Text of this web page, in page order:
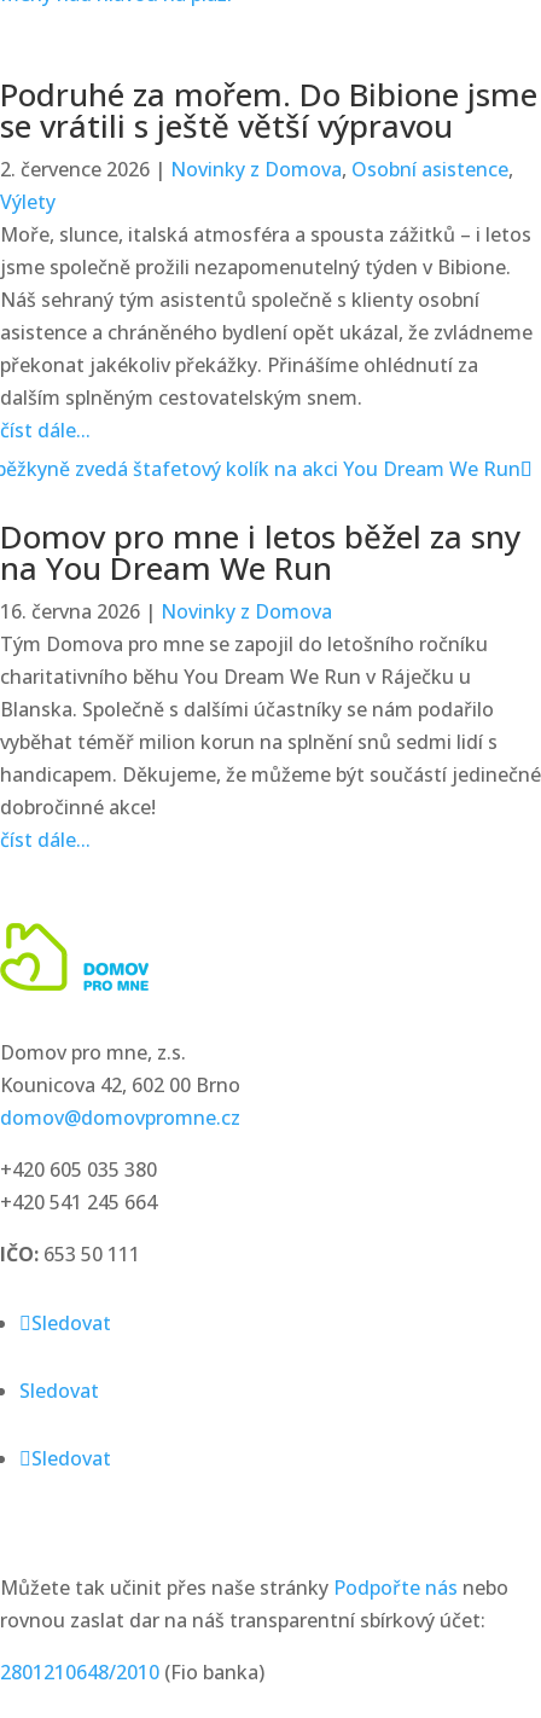
Podruhé za mořem. Do Bibione jsme
se vrátili s ještě větší výpravou
2. července 2026 | Novinky z Domova, Osobní asistence,
Výlety
Moře, slunce, italská atmosféra a spousta zážitků – i letos
jsme společně prožili nezapomenutelný týden v Bibione.
Náš sehraný tým asistentů společně s klienty osobní
asistence a chráněného bydlení opět ukázal, že zvládneme
překonat jakékoliv překážky. Přinášíme ohlédnutí za
dalším splněným cestovatelským snem.
číst dále...
Domov pro mne i letos běžel za sny
na You Dream We Run
16. června 2026 | Novinky z Domova
Tým Domova pro mne se zapojil do letošního ročníku
charitativního běhu You Dream We Run v Ráječku u
Blanska. Společně s dalšími účastníky se nám podařilo
vyběhat téměř milion korun na splnění snů sedmi lidí s
handicapem. Děkujeme, že můžeme být součástí jedinečné
dobročinné akce!
číst dále...
Domov pro mne, z.s.
Kounicova 42, 602 00 Brno
domov@domovpromne.cz
+420 605 035 380
+420 541 245 664
IČO: 653 50 111
Sledovat
Sledovat
Sledovat
Můžete tak učinit přes naše stránky Podpořte nás nebo
rovnou zaslat dar na náš transparentní sbírkový účet:
2801210648/2010 (Fio banka)